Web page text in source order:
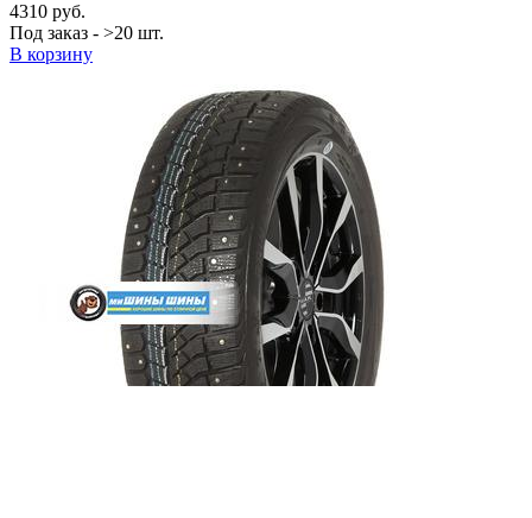
4310 руб.
Под заказ - >20 шт.
В корзину